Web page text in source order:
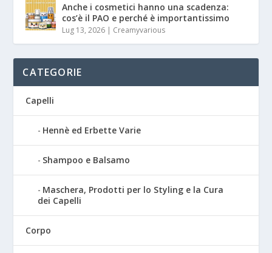
Anche i cosmetici hanno una scadenza:
cos’è il PAO e perché è importantissimo
Lug 13, 2026 | Creamyvarious
CATEGORIE
Capelli
Hennè ed Erbette Varie
Shampoo e Balsamo
Maschera, Prodotti per lo Styling e la Cura
dei Capelli
Corpo